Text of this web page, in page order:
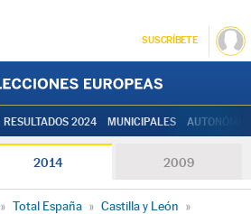
SUSCRÍBETE
RESULTADOS 2024 MUNICIPALES
2014 2009
» Total España » Castilla y León »